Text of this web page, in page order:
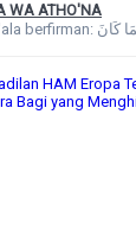
WA ATHO'NA